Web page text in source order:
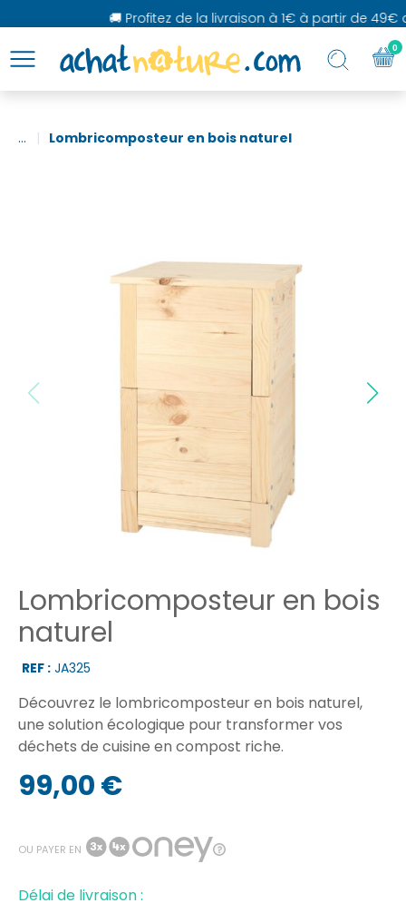
🚚 Profitez de la livraison à 1€ à partir de 49€
... Lombricomposteur en bois naturel
Lombricomposteur en bois
naturel
REF : JA325
Découvrez le lombricomposteur en bois naturel,
une solution écologique pour transformer vos
déchets de cuisine en compost riche.
99,00 €
OU PAYER EN
Délai de livraison :
0